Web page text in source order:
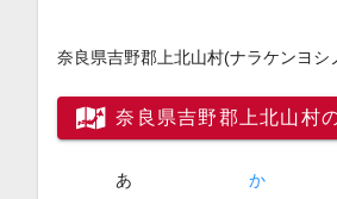
奈良県吉野郡上北山村(ナラケンヨシ
奈良県吉野郡上北山村
あ か